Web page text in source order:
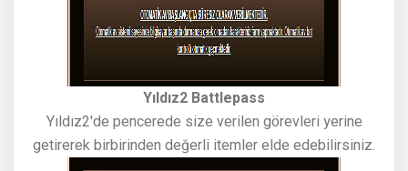
Yıldız2 Battlepass
Yıldız2'de pencerede size verilen görevleri yerine
getirerek birbirinden değerli itemler elde edebilirsiniz.